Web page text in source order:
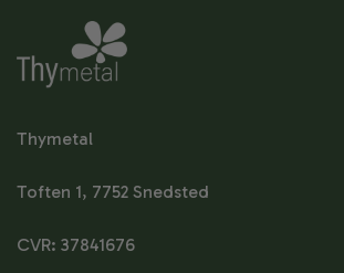
Thymetal
Toften 1, 7752 Snedsted
CVR: 37841676